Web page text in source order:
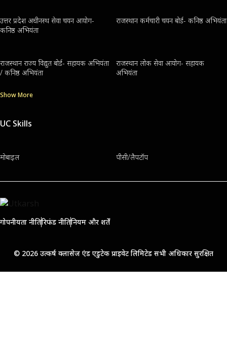
उत्तर प्रदेश अधीनस्थ सेवा चयन आयोग-
कनिष्ठ अभियंता
राजस्थान कर्मचारी चयन बोर्ड- कनिष्ठ अभियंता
राजस्थान राज्य विद्युत बोर्ड- सहायक अभियंता
/ कनिष्ठ अभियंता
राजस्थान लोक सेवा आयोग- सहायक
अभियंता
Show More
UC Skills
मोबाइल पीसी/लैपटॉप
गोपनीयता नीतिरिफंड नीतिनियम और शर्तें
© 2026 उत्कर्ष क्लासेज एंड एडुटेक प्राइवेट लिमिटेड सभी अधिकार सुरक्षित